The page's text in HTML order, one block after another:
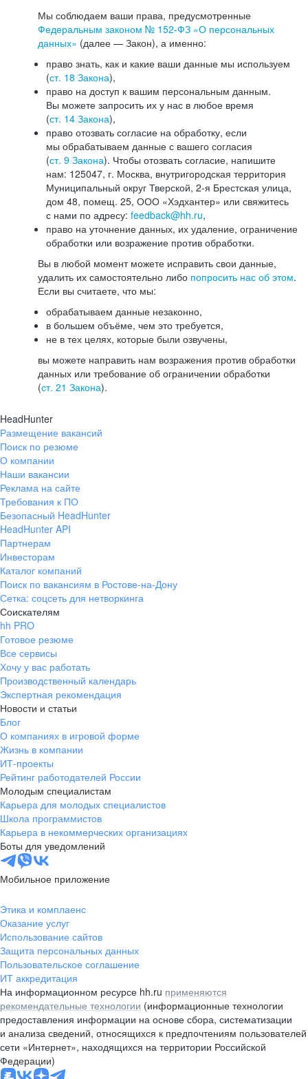
Мы соблюдаем ваши права, предусмотренные
Федеральным законом № 152-ФЗ «О персональных
данных» (далее — Закон), а именно:
право знать, как и какие ваши данные мы используем
(ст. 18 Закона),
право на доступ к вашим персональным данным.
Вы можете запросить их у нас в любое время
(ст. 14 Закона),
право отозвать согласие на обработку, если
мы обрабатываем данные с вашего согласия
(ст. 9 Закона). Чтобы отозвать согласие, напишите
нам: 125047, г. Москва, внутригородская территория
Муниципальный округ Тверской, 2-я Брестская улица,
дом 48, помещ. 25, ООО «Хэдхантер» или свяжитесь
с нами по адресу: feedback@hh.ru,
право на уточнение данных, их удаление, ограничение
обработки или возражение против обработки.
Вы в любой момент можете исправить свои данные,
удалить их самостоятельно либо попросить нас об этом.
Если вы считаете, что мы:
обрабатываем данные незаконно,
в большем объёме, чем это требуется,
не в тех целях, которые были озвучены,
вы можете направить нам возражения против обработки
данных или требование об ограничении обработки
(ст. 21 Закона).
HeadHunter
Размещение вакансий
Поиск по резюме
О компании
Наши вакансии
Реклама на сайте
Требования к ПО
Безопасный HeadHunter
HeadHunter API
Партнерам
Инвесторам
Каталог компаний
Поиск по вакансиям в Ростове-на-Дону
Сетка: соцсеть для нетворкинга
Соискателям
hh PRO
Готовое резюме
Все сервисы
Хочу у вас работать
Производственный календарь
Экспертная рекомендация
Новости и статьи
Блог
О компаниях в игровой форме
Жизнь в компании
ИТ-проекты
Рейтинг работодателей России
Молодым специалистам
Карьера для молодых специалистов
Школа программистов
Карьера в некоммерческих организациях
Боты для уведомлений
Мобильное приложение
Этика и комплаенс
Оказание услуг
Использование сайтов
Защита персональных данных
Пользовательское соглашение
ИТ аккредитация
На информационном ресурсе hh.ru применяются
рекомендательные технологии (информационные технологии
предоставления информации на основе сбора, систематизации
и анализа сведений, относящихся к предпочтениям пользователей
сети «Интернет», находящихся на территории Российской
Федерации)